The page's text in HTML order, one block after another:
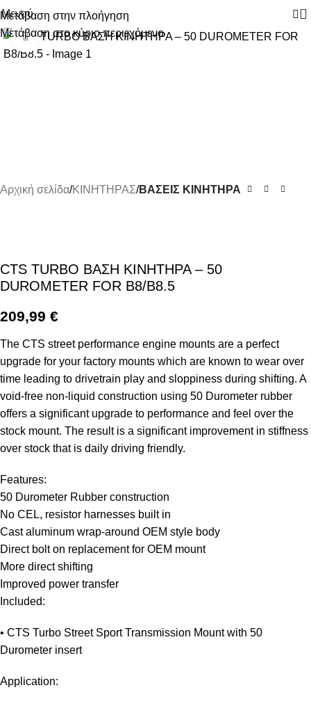
Μετάβαση στην πλοήγηση
Μετάβαση στο κύριο περιεχόμενο
Μενού
Κάντε κλικ για μεγέθυνση
Αρχική σελίδα ΚΙΝΗΤΗΡΑΣ ΒΑΣΕΙΣ ΚΙΝΗΤΗΡΑ
CTS TURBO ΒΑΣΗ ΚΙΝΗΤΗΡΑ – 50
DUROMETER FOR B8/B8.5
209,99 €
The CTS street performance engine mounts are a perfect
upgrade for your factory mounts which are known to wear over
time leading to drivetrain play and sloppiness during shifting. A
void-free non-liquid construction using 50 Durometer rubber
offers a significant upgrade to performance and feel over the
stock mount. The result is a significant improvement in stiffness
over stock that is daily driving friendly.
Features:
50 Durometer Rubber construction
No CEL, resistor harnesses built in
Cast aluminum wrap-around OEM style body
Direct bolt on replacement for OEM mount
More direct shifting
Improved power transfer
Included:
• CTS Turbo Street Sport Transmission Mount with 50
Durometer insert
Application: